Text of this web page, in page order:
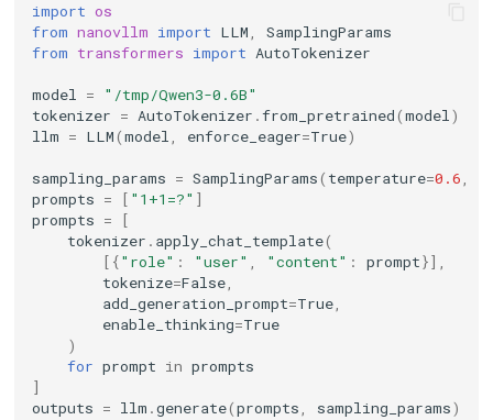
import os
from nanovllm import LLM,
SamplingParams
from transformers import AutoTokenizer
model =
"/tmp/Qwen3-0.6B"
tokenizer = AutoTokenizer .from_pretrained(model)
llm = LLM(model, enforce_eager=True)
sampling_params = SamplingParams( temperature=0.6,
prompts = [ "1+1=?" ]
prompts =
[
tokenizer . apply_chat_template(
[{"role" : "user" , "content" : prompt}],
tokenize=False,
add_generation_prompt=True,
enable_thinking=True
)
for prompt in prompts
]
outputs = llm .generate(prompts, sampling_params)